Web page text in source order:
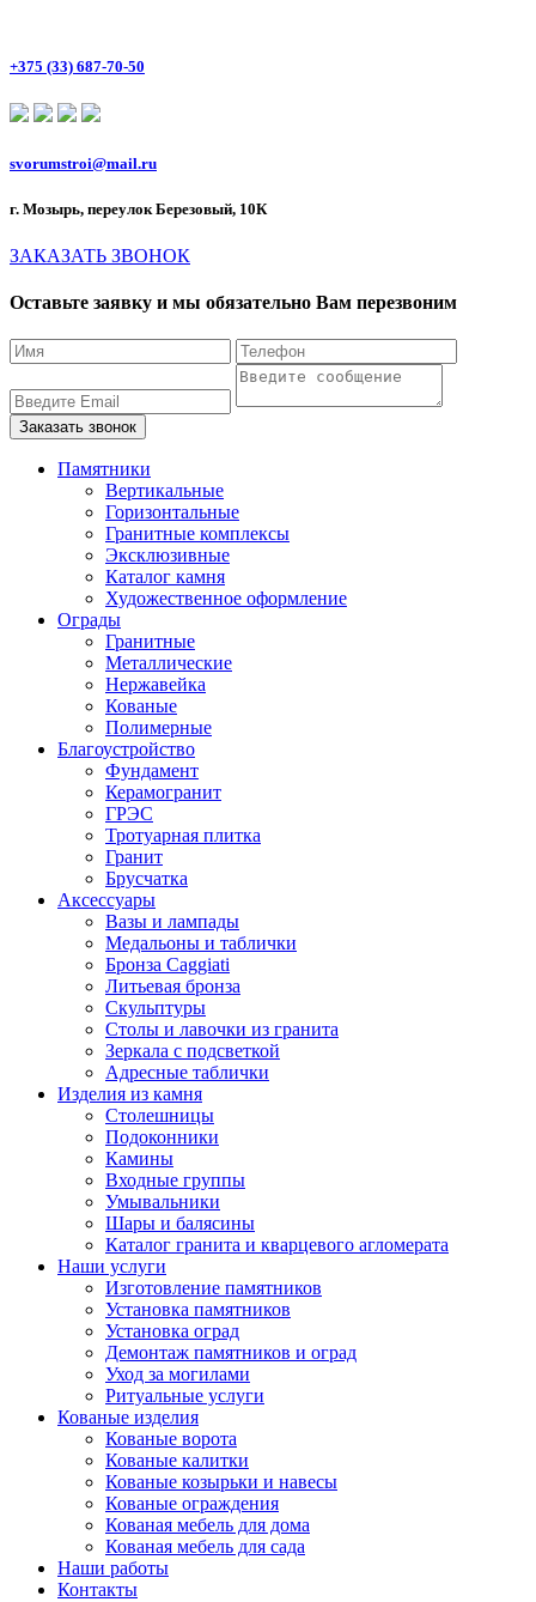
+375 (33) 687-70-50
svorumstroi@mail.ru
г. Мозырь, переулок Березовый, 10К
ЗАКАЗАТЬ ЗВОНОК
Оставьте заявку и мы обязательно Вам перезвоним
Памятники
Вертикальные
Горизонтальные
Гранитные комплексы
Эксклюзивные
Каталог камня
Художественное оформление
Ограды
Гранитные
Металлические
Нержавейка
Кованые
Полимерные
Благоустройство
Фундамент
Керамогранит
ГРЭС
Тротуарная плитка
Гранит
Брусчатка
Аксессуары
Вазы и лампады
Медальоны и таблички
Бронза Caggiati
Литьевая бронза
Скульптуры
Столы и лавочки из гранита
Зеркала с подсветкой
Адресные таблички
Изделия из камня
Столешницы
Подоконники
Камины
Входные группы
Умывальники
Шары и балясины
Каталог гранита и кварцевого агломерата
Наши услуги
Изготовление памятников
Установка памятников
Установка оград
Демонтаж памятников и оград
Уход за могилами
Ритуальные услуги
Кованые изделия
Кованые ворота
Кованые калитки
Кованые козырьки и навесы
Кованые ограждения
Кованая мебель для дома
Кованая мебель для сада
Наши работы
Контакты